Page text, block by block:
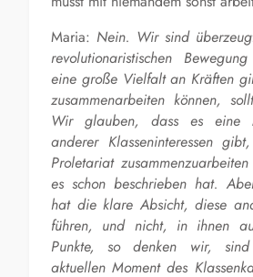
Maria: Nein. Wir sind
revolutionaristischen
eine große Vielfalt an Kräften
zusammenarbeiten können,
Wir glauben, dass es eine
anderer Klasseninteressen
Proletariat
es schon beschrieben hat.
hat die klare Absicht, diese
führen, und nicht, in ihnen
Punkte, so denken wir,
aktuellen Moment des